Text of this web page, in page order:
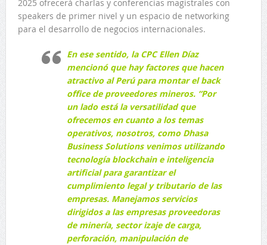
2025 ofrecerá charlas y conferencias magistrales con
speakers de primer nivel y un espacio de networking
para el desarrollo de negocios internacionales.
En ese sentido, la CPC Ellen Díaz
mencionó que hay factores que hacen
atractivo al Perú para montar el back
office de proveedores mineros. “Por
un lado está la versatilidad que
ofrecemos en cuanto a los temas
operativos, nosotros, como Dhasa
Business Solutions venimos utilizando
tecnología blockchain e inteligencia
artificial para garantizar el
cumplimiento legal y tributario de las
empresas. Manejamos servicios
dirigidos a las empresas proveedoras
de minería, sector izaje de carga,
perforación, manipulación de